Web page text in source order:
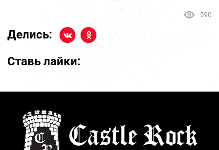
590
Делись:
Ставь лайки: